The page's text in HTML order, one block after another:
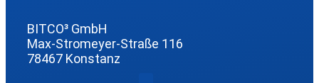
BITCO³ GmbH
Max-Stromeyer-Straße 116
78467 Konstanz